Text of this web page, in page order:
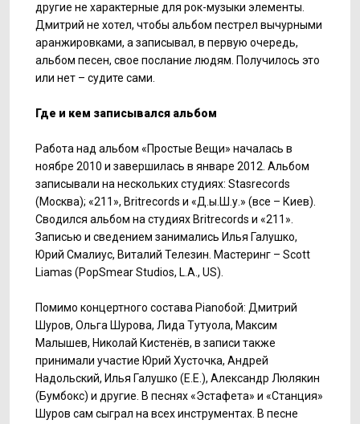
другие не характерные для рок-музыки элементы.
Дмитрий не хотел, чтобы альбом пестрел вычурными
аранжировками, а записывал, в первую очередь,
альбом песен, свое послание людям. Получилось это
или нет – судите сами.
Где и кем записывался альбом
Работа над альбом «Простые Вещи» началась в
ноябре 2010 и завершилась в январе 2012. Альбом
записывали на нескольких студиях: Stasrecords
(Москва); «211», Britrecords и «Д.ы.Ш.у.» (все – Киев).
Сводился альбом на студиях Britrecords и «211».
Записью и сведением занимались Илья Галушко,
Юрий Смалиус, Виталий Телезин. Мастеринг – Scott
Liamas (PopSmear Studios, L.A., US).
Помимо концертного состава Pianoбой: Дмитрий
Шуров, Ольга Шурова, Лида Тутуола, Максим
Малышев, Николай Кистенёв, в записи также
принимали участие Юрий Хусточка, Андрей
Надольский, Илья Галушко (Е.Е.), Александр Люлякин
(Бумбокс) и другие. В песнях «Эстафета» и «Станция»
Шуров сам сыграл на всех инструментах. В песне